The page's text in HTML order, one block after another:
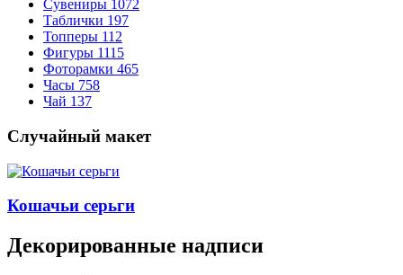
Сувениры 1072
Таблички 197
Топперы 112
Фигуры 1115
Фоторамки 465
Часы 758
Чай 137
Случайный макет
Кошачьи серьги
Декорированные надписи